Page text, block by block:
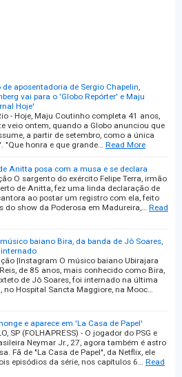
aposentadoria de Sergio Chapelin,
vai para o 'Globo Repórter' e Maju
Hoje'
- Hoje, Maju Coutinho completa 41 anos,
veio ontem, quando a Globo anunciou que
a partir de setembro, como a única
"Que honra e que grande… Read More
Anitta posa com a musa e se declara
O sargento do exército Felipe Terra, irmão
de Anitta, fez uma linda declaração de
ao postar um registro com ela, feito
do show da Poderosa em Madureira,… Read
baiano Bira, da banda de Jô Soares,
internado
|Instagram O músico baiano Ubirajara
de 85 anos, mais conhecido como Bira,
de Jô Soares, foi internado na última
no Hospital Sancta Maggiore, na Mooc…
e aparece em 'La Casa de Papel'
SP (FOLHAPRESS) - O jogador do PSG e
Neymar Jr., 27, agora também é astro
Fã de "La Casa de Papel", da Netflix, ele
episódios da série, nos capítulos 6… Read